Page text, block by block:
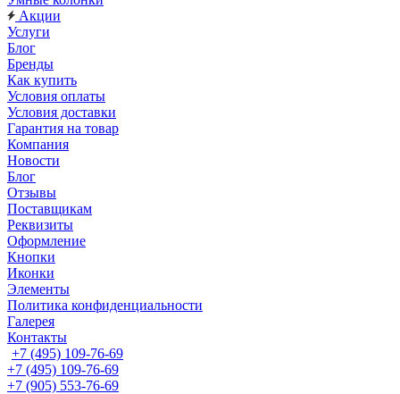
Акции
Услуги
Блог
Бренды
Как купить
Условия оплаты
Условия доставки
Гарантия на товар
Компания
Новости
Блог
Отзывы
Поставщикам
Реквизиты
Оформление
Кнопки
Иконки
Элементы
Политика конфиденциальности
Галерея
Контакты
+7 (495) 109-76-69
+7 (495) 109-76-69
+7 (905) 553-76-69